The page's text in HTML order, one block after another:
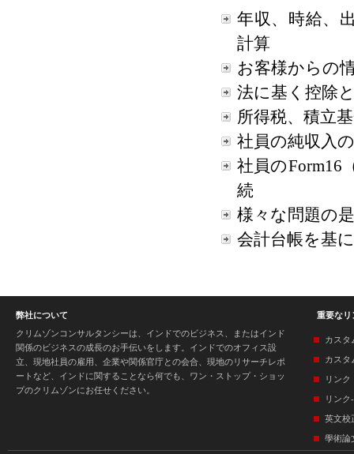
年収、時給、
計算
お客様からの
法に基く控除
所得税、積立
社員の純収入
社員のForm16
続
様々な問題の
会計台帳を基
弊社について
クリムゾンコンサルタンシーは、インドでのビジネス、またはインド
関係のビジネスの成長のお手伝いをします。インドでのオフィス設
立、現地社員の雇用、企業や関係官庁との会合、現地のリサーチレポ
ートなど、インドに関することなら何でも、ワン・ストップ・ショッ
プのクリムゾンにお任せください。
重要なリ
カスタ
カスタ
リンク
リンク
英文校
學術論